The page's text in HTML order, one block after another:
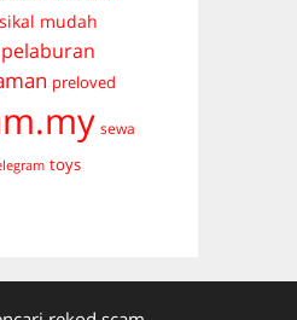
mudah
pelaburan
preloved
sewa
toys